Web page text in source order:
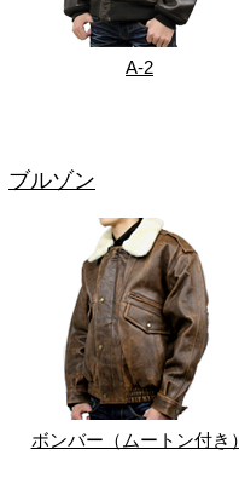
A-2
ブルゾン
ボンバー（ムートン付き）